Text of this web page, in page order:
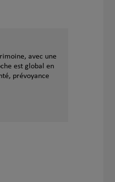
avec une
est global en
prévoyance